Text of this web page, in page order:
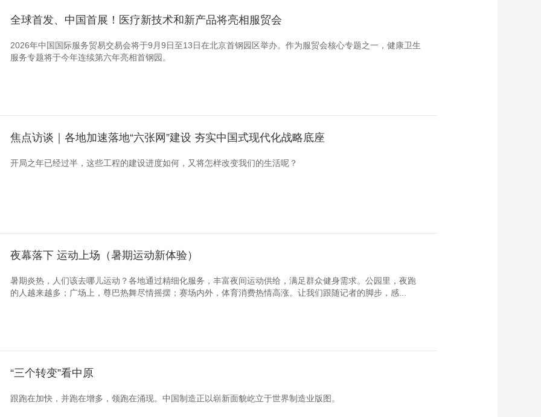
全球首发、中国首展！医疗新技术和新产品将亮相服贸会
2026年中国国际服务贸易交易会将于9月9日至13日在北京首钢园区举办。作为服贸会核心专题之一，健康卫生
服务专题将于今年连续第六年亮相首钢园。
焦点访谈｜各地加速落地“六张网”建设 夯实中国式现代化战略底座
开局之年已经过半，这些工程的建设进度如何，又将怎样改变我们的生活呢？
夜幕落下 运动上场（暑期运动新体验）
暑期炎热，人们该去哪儿运动？各地通过精细化服务，丰富夜间运动供给，满足群众健身需求。公园里，夜跑
的人越来越多；广场上，尊巴热舞尽情摇摆；赛场内外，体育消费热情高涨。让我们跟随记者的脚步，感...
“三个转变”看中原
跟跑在加快，并跑在增多，领跑在涌现。中国制造正以崭新面貌屹立于世界制造业版图。